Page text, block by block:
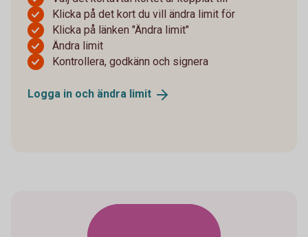
Klicka på det kort du vill ändra limit för
Klicka på länken "Ändra limit"
Ändra limit
Kontrollera, godkänn och signera
Logga in och ändra limit